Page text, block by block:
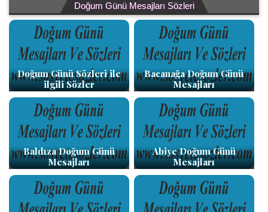
Doğum Günü Mesajları Sözleri
Doğum Günü Sözleri ile
ilgili Sözler
Bacanağa Doğum Günü
Mesajları
Baldıza Doğum Günü
Mesajları
Abiye Doğum Günü
Mesajları